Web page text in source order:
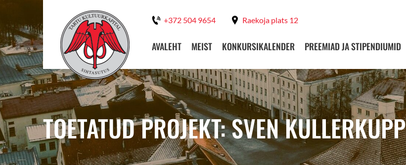
+372 504 9654 Raekoja plats 12
AVALEHT MEIST KONKURSIKALENDER PREEMIAD JA STIPENDIUMID
TOETATUD PROJEKT: SVEN KULLERKUPP